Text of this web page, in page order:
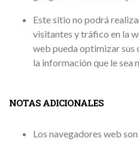
Este sitio no podrá
visitantes y tráfico en la
web pueda optimizar sus
la información que le sea
NOTAS ADICIONALES
Los navegadores web